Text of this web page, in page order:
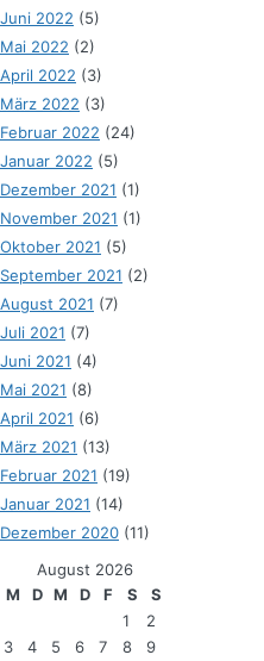
Juni 2022 (5)
Mai 2022 (2)
April 2022 (3)
März 2022 (3)
Februar 2022 (24)
Januar 2022 (5)
Dezember 2021 (1)
November 2021 (1)
Oktober 2021 (5)
September 2021 (2)
August 2021 (7)
Juli 2021 (7)
Juni 2021 (4)
Mai 2021 (8)
April 2021 (6)
März 2021 (13)
Februar 2021 (19)
Januar 2021 (14)
Dezember 2020 (11)
August 2026
M
D M D F S
S
1
2
3
4 5 6 7 8
9